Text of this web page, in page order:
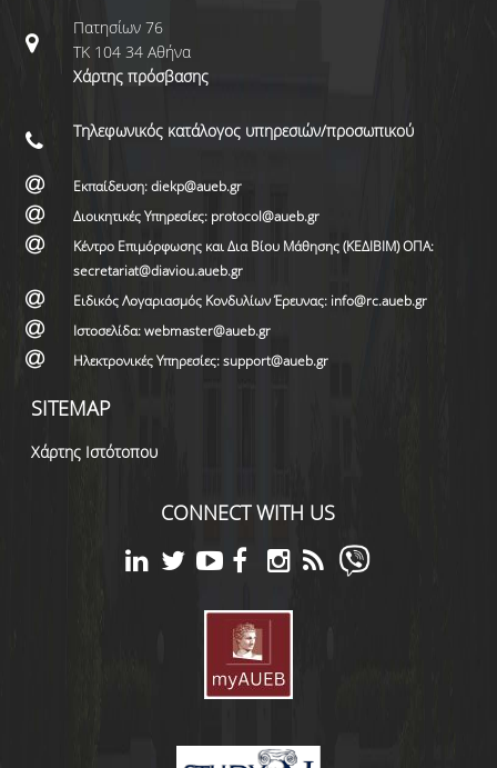
Πατησίων 76
ΤΚ 104 34 Αθήνα
Χάρτης πρόσβασης
Τηλεφωνικός κατάλογος υπηρεσιών/προσωπικού
Εκπαίδευση: diekp@aueb.gr
Διοικητικές Υπηρεσίες: protocol@aueb.gr
Κέντρο Επιμόρφωσης και Δια Βίου Μάθησης (ΚΕΔΙΒΙΜ) ΟΠΑ:
secretariat@diaviou.aueb.gr
Ειδικός Λογαριασμός Κονδυλίων Έρευνας: info@rc.aueb.gr
Ιστοσελίδα: webmaster@aueb.gr
Ηλεκτρονικές Υπηρεσίες: support@aueb.gr
SITEMAP
Χάρτης Ιστότοπου
CONNECT WITH US